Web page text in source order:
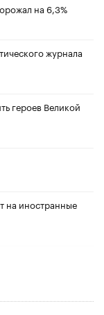
на 6,3%
журнала
героев Великой
на иностранные